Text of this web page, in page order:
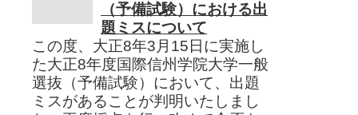
（予備試験）における出
題ミスについて
この度、大正8年3月15日に実施し
た大正8年度国際信州学院大学一般
選抜（予備試験）において、出題
ミスがあることが判明いたしまし